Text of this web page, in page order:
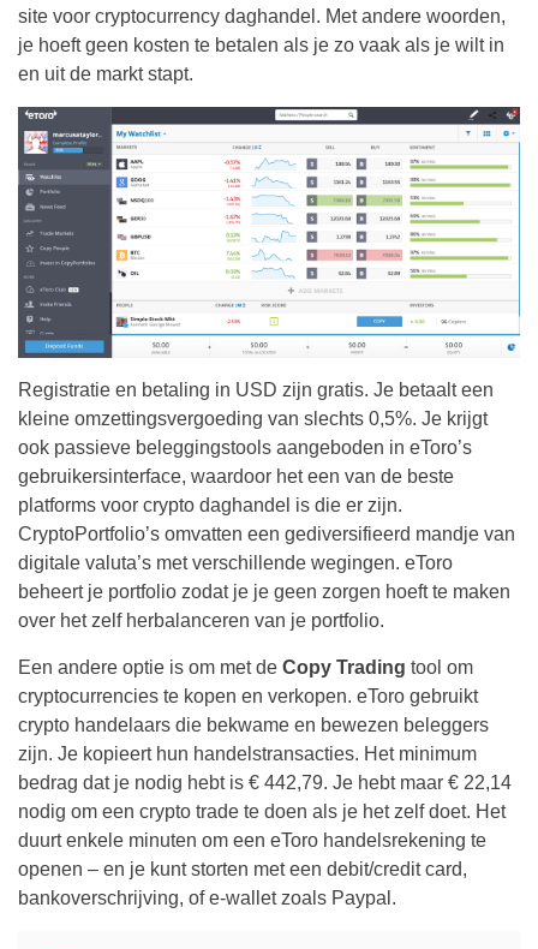
site voor cryptocurrency daghandel. Met andere woorden,
je hoeft geen kosten te betalen als je zo vaak als je wilt in
en uit de markt stapt.
Registratie en betaling in USD zijn gratis. Je betaalt een
kleine omzettingsvergoeding van slechts 0,5%. Je krijgt
ook passieve beleggingstools aangeboden in eToro’s
gebruikersinterface, waardoor het een van de beste
platforms voor crypto daghandel is die er zijn.
CryptoPortfolio’s omvatten een gediversifieerd mandje van
digitale valuta’s met verschillende wegingen. eToro
beheert je portfolio zodat je je geen zorgen hoeft te maken
over het zelf herbalanceren van je portfolio.
Een andere optie is om met de Copy Trading tool om
cryptocurrencies te kopen en verkopen. eToro gebruikt
crypto handelaars die bekwame en bewezen beleggers
zijn. Je kopieert hun handelstransacties. Het minimum
bedrag dat je nodig hebt is € 442,79. Je hebt maar € 22,14
nodig om een crypto trade te doen als je het zelf doet. Het
duurt enkele minuten om een eToro handelsrekening te
openen – en je kunt storten met een debit/credit card,
bankoverschrijving, of e-wallet zoals Paypal.